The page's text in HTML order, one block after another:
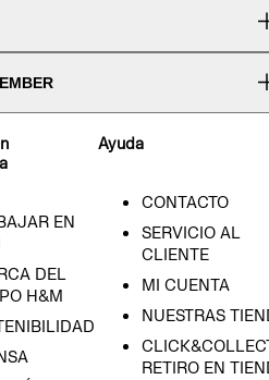
EN
DEL
H&M
Ayuda
CONTACTO
SERVICIO AL
CLIENTE
MI CUENTA
NUESTRAS
RETIRO EN